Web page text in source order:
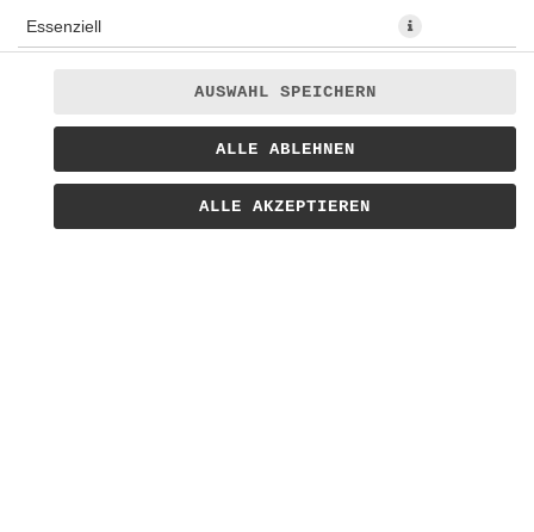
Essenziell
AUSWAHL SPEICHERN
ALLE ABLEHNEN
ALLE AKZEPTIEREN
Hausgemachter Milchshake mit Eis und Oreo Keksen 0,5l
Flasche
6,90 € *